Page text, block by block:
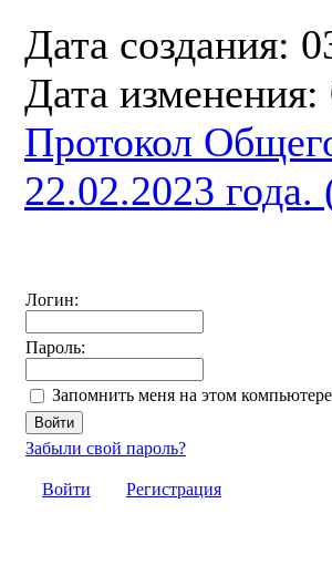
Дата создания:
Дата
Протокол
22.02.2023 года.
Логин:
Пароль:
Запомнить меня на этом компьютере
Забыли свой пароль?
Войти Регистрация